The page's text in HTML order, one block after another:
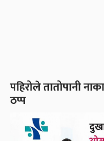
पहिरोले तातोपानी
ठप्प